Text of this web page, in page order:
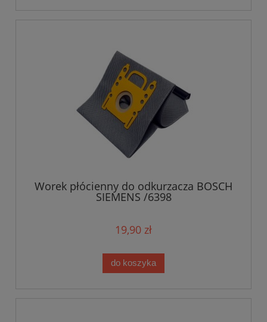
Worek płócienny do odkurzacza BOSCH
SIEMENS /6398
19,90 zł
do koszyka